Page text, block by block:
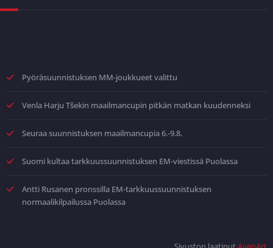
Pyöräsuunnistuksen MM-joukkueet valittu
Venla Harju Tšekin maailmancupin pitkän matkan kuudenneksi
Seuraa suunnistuksen maailmancupia 6.-9.8.
Suomi kultaa tarkkuussuunnistuksen EM-viestissä Puolassa
Antti Rusanen pronssilla EM-tarkkuussuunnistuksen
normaalikilpailussa Puolassa